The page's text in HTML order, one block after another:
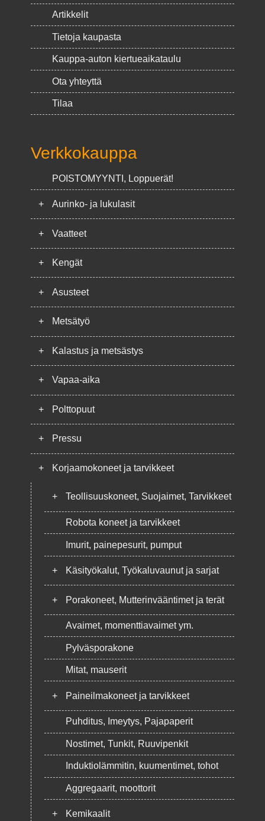
Artikkelit
Tietoja kaupasta
Kauppa-auton kiertueaikataulu
Ota yhteyttä
Tilaa
Verkkokauppa
POISTOMYYNTI, Loppuerät!
+ Aurinko- ja lukulasit
+ Vaatteet
+ Kengät
+ Asusteet
+ Metsätyö
+ Kalastus ja metsästys
+ Vapaa-aika
+ Polttopuut
+ Pressu
+ Korjaamokoneet ja tarvikkeet
+ Teollisuuskoneet, Suojaimet, Tarvikkeet
Robota koneet ja tarvikkeet
Imurit, painepesurit, pumput
+ Käsityökalut, Työkaluvaunut ja sarjat
+ Porakoneet, Mutterinvääntimet ja terät
Avaimet, momenttiavaimet ym.
Pylväsporakone
Mitat, mauserit
+ Paineilmakoneet ja tarvikkeet
Puhditus, Imeytys, Pajapaperit
Nostimet, Tunkit, Ruuvipenkit
Induktiolämmitin, kuumentimet, tohot
Aggregaarit, moottorit
+ Kemikaalit